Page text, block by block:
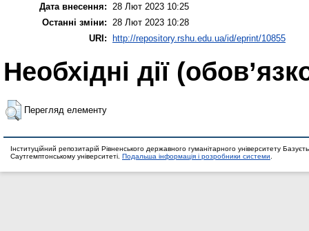
Дата внесення:
28 Лют 2023 10:25
Останні зміни:
28 Лют 2023 10:28
URI:
http://repository.rshu.edu.ua/id/eprint/10855
Необхідні дії
Перегляд елементу
Інституційний репозитарій Рівненського державного гуманітарного університету
Саутгемптонському університеті. Подальша інформація і розробники системи